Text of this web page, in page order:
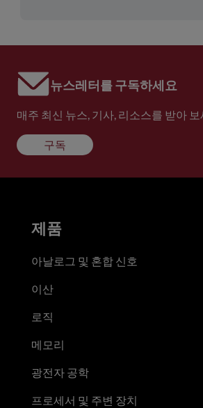
뉴스레터를 구독하세요
매주 최신 뉴스, 기사, 리소스를 받아 보
구독
제품
아날로그 및 혼합 신호
이산
로직
메모리
광전자 공학
프로세서 및 주변 장치